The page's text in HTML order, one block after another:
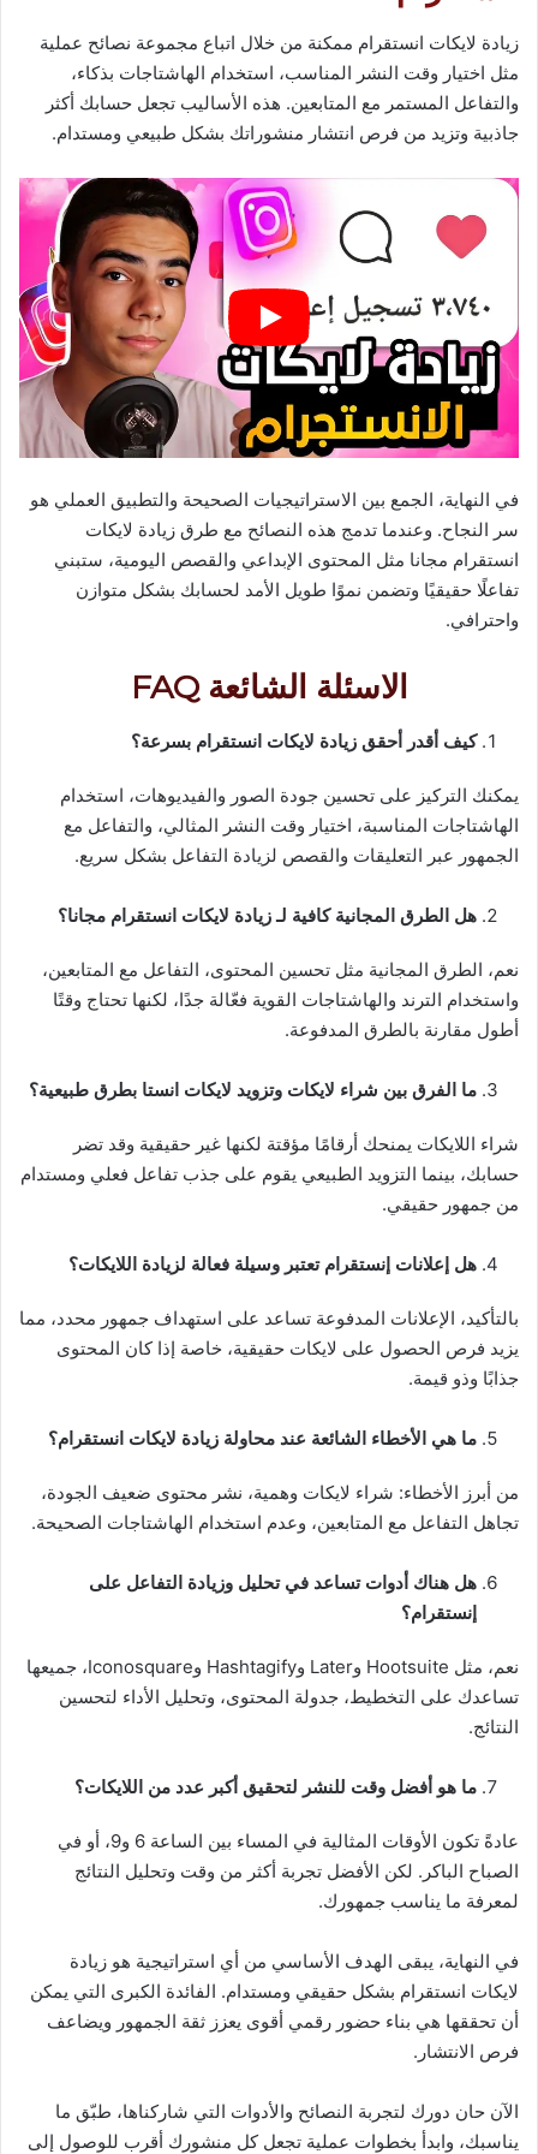
زيادة لايكات انستقرام ممكنة من خلال اتباع مجموعة نصائح عملية
مثل اختيار وقت النشر المناسب، استخدام الهاشتاجات بذكاء،
والتفاعل المستمر مع المتابعين. هذه الأساليب تجعل حسابك أكثر
جاذبية وتزيد من فرص انتشار منشوراتك بشكل طبيعي ومستدام.
في النهاية، الجمع بين الاستراتيجيات الصحيحة والتطبيق العملي هو
سر النجاح. وعندما تدمج هذه النصائح مع طرق زيادة لايكات
انستقرام مجانا مثل المحتوى الإبداعي والقصص اليومية، ستبني
تفاعلًا حقيقيًا وتضمن نموًا طويل الأمد لحسابك بشكل متوازن
واحترافي.
الاسئلة الشائعة FAQ
كيف أقدر أحقق زيادة لايكات انستقرام بسرعة؟
يمكنك التركيز على تحسين جودة الصور والفيديوهات، استخدام
الهاشتاجات المناسبة، اختيار وقت النشر المثالي، والتفاعل مع
الجمهور عبر التعليقات والقصص لزيادة التفاعل بشكل سريع.
هل الطرق المجانية كافية لـ زيادة لايكات انستقرام مجانا؟
نعم، الطرق المجانية مثل تحسين المحتوى، التفاعل مع المتابعين،
واستخدام الترند والهاشتاجات القوية فعّالة جدًا، لكنها تحتاج وقتًا
أطول مقارنة بالطرق المدفوعة.
ما الفرق بين شراء لايكات وتزويد لايكات انستا بطرق طبيعية؟
شراء اللايكات يمنحك أرقامًا مؤقتة لكنها غير حقيقية وقد تضر
حسابك، بينما التزويد الطبيعي يقوم على جذب تفاعل فعلي ومستدام
من جمهور حقيقي.
هل إعلانات إنستقرام تعتبر وسيلة فعالة لزيادة اللايكات؟
بالتأكيد، الإعلانات المدفوعة تساعد على استهداف جمهور محدد، مما
يزيد فرص الحصول على لايكات حقيقية، خاصة إذا كان المحتوى
جذابًا وذو قيمة.
ما هي الأخطاء الشائعة عند محاولة زيادة لايكات انستقرام؟
من أبرز الأخطاء: شراء لايكات وهمية، نشر محتوى ضعيف الجودة،
تجاهل التفاعل مع المتابعين، وعدم استخدام الهاشتاجات الصحيحة.
هل هناك أدوات تساعد في تحليل وزيادة التفاعل على
إنستقرام؟
نعم، مثل Hootsuite وLater وHashtagify وIconosquare، جميعها
تساعدك على التخطيط، جدولة المحتوى، وتحليل الأداء لتحسين
النتائج.
ما هو أفضل وقت للنشر لتحقيق أكبر عدد من اللايكات؟
عادةً تكون الأوقات المثالية في المساء بين الساعة 6 و9، أو في
الصباح الباكر. لكن الأفضل تجربة أكثر من وقت وتحليل النتائج
لمعرفة ما يناسب جمهورك.
في النهاية، يبقى الهدف الأساسي من أي استراتيجية هو زيادة
لايكات انستقرام بشكل حقيقي ومستدام. الفائدة الكبرى التي يمكن
أن تحققها هي بناء حضور رقمي أقوى يعزز ثقة الجمهور ويضاعف
فرص الانتشار.
الآن حان دورك لتجربة النصائح والأدوات التي شاركناها، طبّق ما
يناسبك، وابدأ بخطوات عملية تجعل كل منشورك أقرب للوصول إلى